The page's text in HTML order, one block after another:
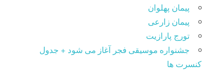
پیمان پهلوان
پیمان زارعی
تورج پارازیت
جشنواره موسیقی فجر آغاز می شود + جدول
کنسرت ها